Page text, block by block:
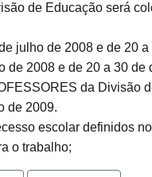
de Educação será
julho de 2008 e de 20
2008 e de 20 a 30 de
da Divisão
de 2009.
escolar definidos
o trabalho;